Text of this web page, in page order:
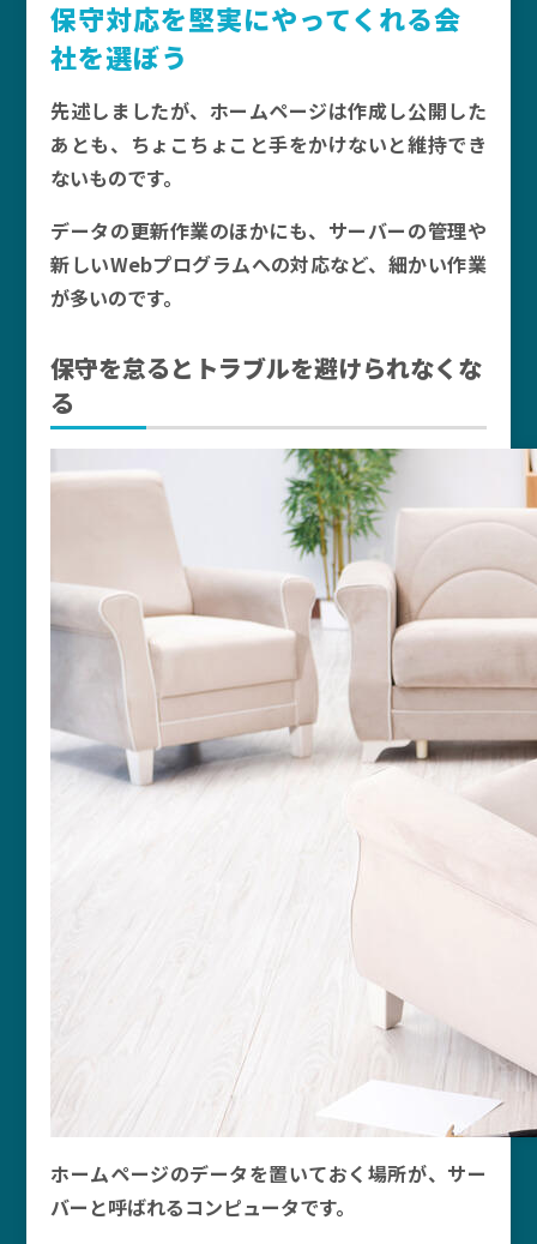
保守対応を堅実にやってくれる会
社を選ぼう
先述しましたが、ホームページは作成し公開した
あとも、ちょこちょこと手をかけないと維持でき
ないものです。
データの更新作業のほかにも、サーバーの管理や
新しいWebプログラムへの対応など、細かい作業
が多いのです。
保守を怠るとトラブルを避けられなくな
る
ホームページのデータを置いておく場所が、サー
バーと呼ばれるコンピュータです。